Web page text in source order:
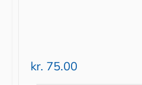
kr. 75.00